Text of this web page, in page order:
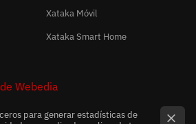
Xataka Móvil
Xataka Smart Home
Webedia
para generar estadísticas de